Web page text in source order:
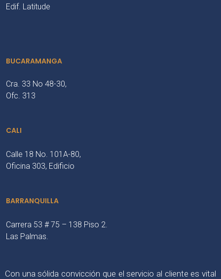
Edif. Latitude
BUCARAMANGA
Cra. 33 No 48-30,
Ofc. 313
CALI
Calle 18 No. 101A-80,
Oficina 303, Edificio
BARRANQUILLA
Carrera 53 # 75 – 138 Piso 2.
Las Palmas.
Con una sólida convicción que el servicio al cliente es vital